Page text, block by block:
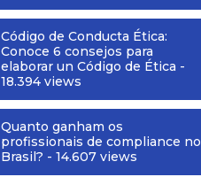
Código de Conducta Ética:
Conoce 6 consejos para
elaborar un Código de Ética -
18.394 views
Quanto ganham os
profissionais de compliance no
Brasil? - 14.607 views